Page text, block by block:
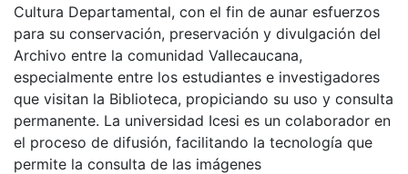
Cultura Departamental, con el fin de aunar esfuerzos
para su conservación, preservación y divulgación del
Archivo entre la comunidad Vallecaucana,
especialmente entre los estudiantes e investigadores
que visitan la Biblioteca, propiciando su uso y consulta
permanente. La universidad Icesi es un colaborador en
el proceso de difusión, facilitando la tecnología que
permite la consulta de las imágenes